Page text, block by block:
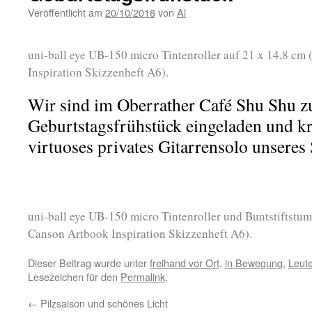
Veröffentlicht am 20/10/2018von Al
uni-ball eye UB-150 micro Tintenroller auf 21 x 14,8 cm
Inspiration Skizzenheft A6).
Wir sind im Oberrather Café Shu Shu
Geburtstagsfrühstück eingeladen und
virtuoses privates Gitarrensolo unseres
uni-ball eye UB-150 micro Tintenroller und
Canson Artbook Inspiration Skizzenheft A6).
Dieser Beitrag wurde unterfreihand vor Ort, in Bewegung,
Lesezeichen für den Permalink.
← Pilzsaison und schönes Licht